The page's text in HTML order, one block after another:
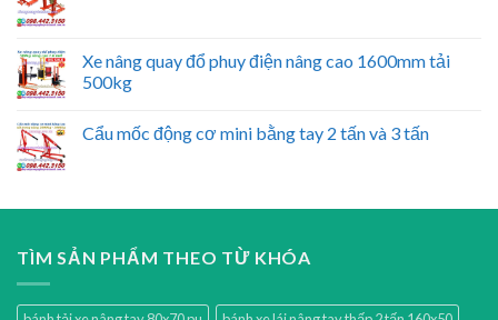
Xe nâng quay đổ phuy điện nâng cao 1600mm tải
500kg
Cẩu mốc động cơ mini bằng tay 2 tấn và 3 tấn
TÌM SẢN PHẨM THEO TỪ KHÓA